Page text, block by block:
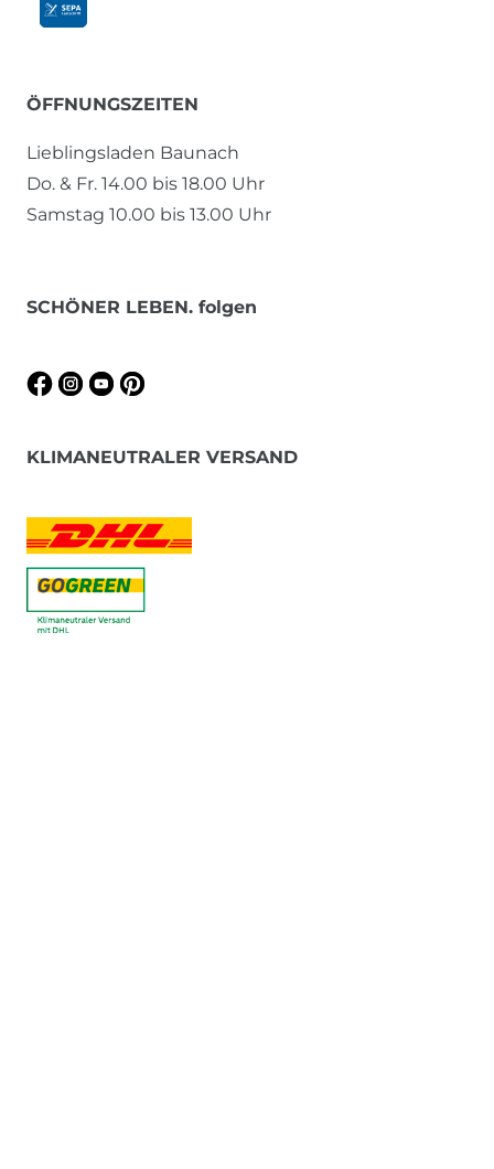
ÖFFNUNGSZEITEN
Lieblingsladen Baunach
Do. & Fr. 14.00 bis 18.00 Uhr
Samstag 10.00 bis 13.00 Uhr
SCHÖNER LEBEN. folgen
KLIMANEUTRALER VERSAND